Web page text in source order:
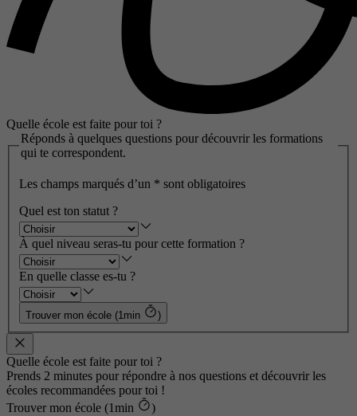
Quelle école est faite pour toi ?
Réponds à quelques questions pour découvrir les formations
qui te correspondent.
Les champs marqués d’un * sont obligatoires
Quel est ton statut ?
À quel niveau seras-tu pour cette formation ?
En quelle classe es-tu ?
Trouver mon école (1min )
Quelle école est faite pour toi ?
Prends 2 minutes pour répondre à nos questions et découvrir les
écoles recommandées pour toi !
Trouver mon école (1min
)